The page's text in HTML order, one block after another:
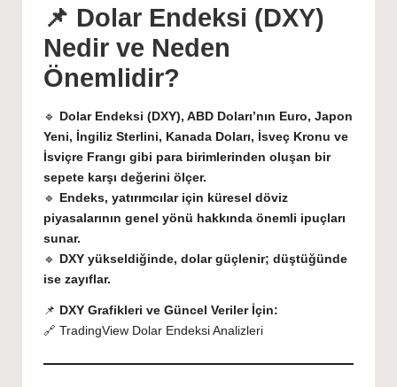
📌 Dolar Endeksi (DXY)
Nedir ve Neden
Önemlidir?
🔹 Dolar Endeksi (DXY), ABD Doları’nın Euro, Japon
Yeni, İngiliz Sterlini, Kanada Doları, İsveç Kronu ve
İsviçre Frangı gibi para birimlerinden oluşan bir
sepete karşı değerini ölçer.
🔹 Endeks, yatırımcılar için küresel döviz
piyasalarının genel yönü hakkında önemli ipuçları
sunar.
🔹 DXY yükseldiğinde, dolar güçlenir; düştüğünde
ise zayıflar.
📌 DXY Grafikleri ve Güncel Veriler İçin:
🔗 TradingView Dolar Endeksi Analizleri